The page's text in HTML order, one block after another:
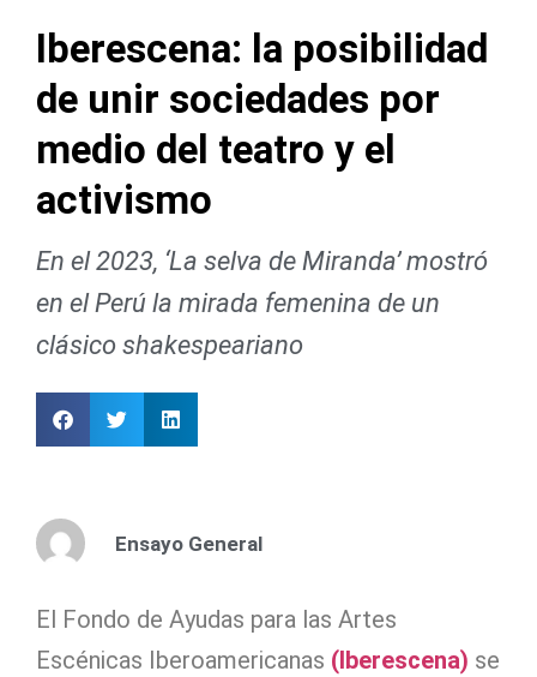
Iberescena: la posibilidad
de unir sociedades por
medio del teatro y el
activismo
En el 2023, ‘La selva de Miranda’ mostró
en el Perú la mirada femenina de un
clásico shakespeariano
Ensayo General
El Fondo de Ayudas para las Artes
Escénicas Iberoamericanas (Iberescena) se